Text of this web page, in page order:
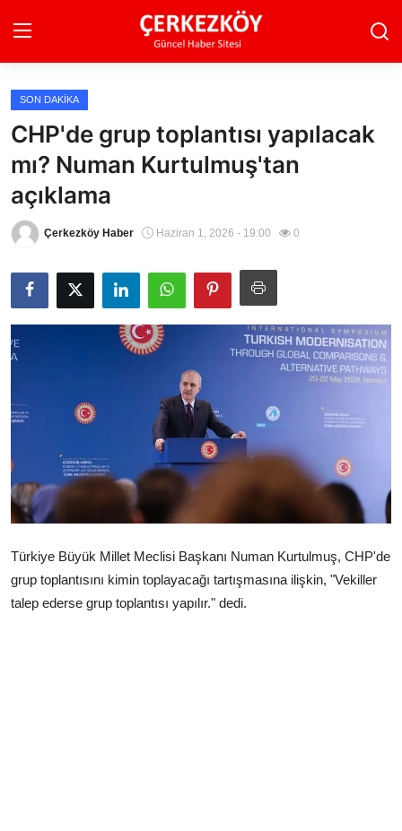
Ana Sayfa
Son Dakika
Ekonomi Haberleri
Magazin Haberleri
Spor Haberleri
Teknoloji Haberleri
Çerkezköy
SON DAKIKA
CHP'de grup toplantısı yapılacak
mı? Numan Kurtulmuş'tan
açıklama
Çerkezköy Haber Haziran 1, 2026 - 19:00 0
Türkiye Büyük Millet Meclisi Başkanı Numan Kurtulmuş, CHP'de
grup toplantısını kimin toplayacağı tartışmasına ilişkin, "Vekiller
talep ederse grup toplantısı yapılır." dedi.